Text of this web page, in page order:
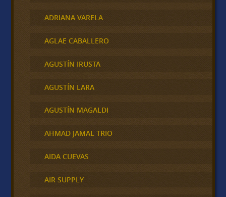
ADRIANA VARELA
AGLAE CABALLERO
AGUSTÍN IRUSTA
AGUSTÍN LARA
AGUSTÍN MAGALDI
AHMAD JAMAL TRIO
AIDA CUEVAS
AIR SUPPLY